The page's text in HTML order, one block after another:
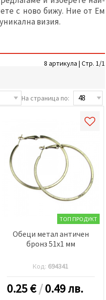
с ново бижу. Ние от Ем
визия.
8 артикула | Стр. 1/1
На страница по:
ТОП ПРОДУКТ
Обеци метал античен
бронз 51x1 мм
Код: 694341
0.25€/0.49 лв.